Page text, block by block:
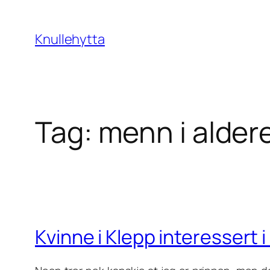
content
Knullehytta
Tag: menn i
Kvinne i Klepp interessert